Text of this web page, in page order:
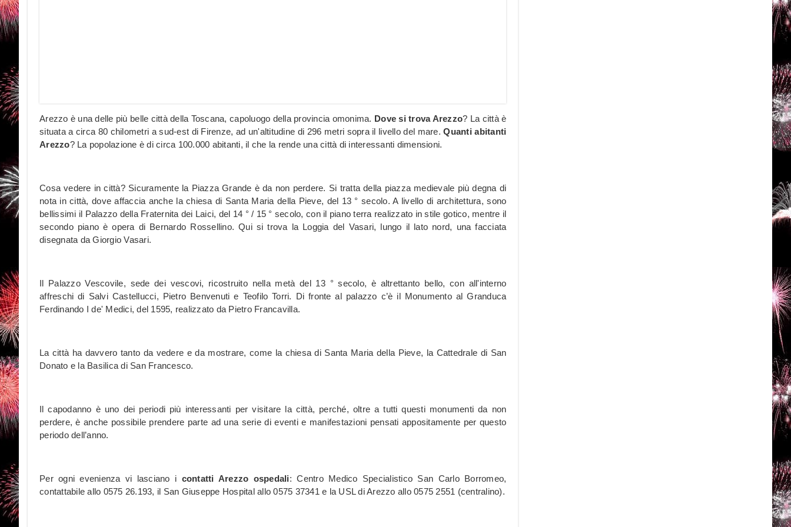
Arezzo è una delle più belle città della Toscana, capoluogo della provincia omonima. Dove si trova Arezzo? La città è
situata a circa 80 chilometri a sud-est di Firenze, ad un'altitudine di 296 metri sopra il livello del mare.Quanti abitanti
Arezzo? La popolazione è di circa 100.000 abitanti, il che la rende una città di interessanti dimensioni.
Cosa vedere in città? Sicuramente la Piazza Grande è da non perdere. Si tratta della piazza medievale più degna di
nota in città, dove affaccia anche la chiesa di Santa Maria della Pieve, del 13 ° secolo. A livello di architettura, sono
bellissimi il Palazzo della Fraternita dei Laici, del 14 ° / 15 ° secolo, con il piano terra realizzato in stile gotico, mentre il
secondo piano è opera di Bernardo Rossellino. Qui si trova la Loggia del Vasari, lungo il lato nord, una facciata
disegnata da Giorgio Vasari.
Il Palazzo Vescovile, sede dei vescovi, ricostruito nella metà del 13 ° secolo, è altrettanto bello, con all'interno
affreschi di Salvi Castellucci, Pietro Benvenuti e Teofilo Torri. Di fronte al palazzo c’è il Monumento al Granduca
Ferdinando I de' Medici, del 1595, realizzato da Pietro Francavilla.
La città ha davvero tanto da vedere e da mostrare, come la chiesa di Santa Maria della Pieve, la Cattedrale di San
Donato e la Basilica di San Francesco.
Il capodanno è uno dei periodi più interessanti per visitare la città, perché, oltre a tutti questi monumenti da non
perdere, è anche possibile prendere parte ad una serie di eventi e manifestazioni pensati appositamente per questo
periodo dell’anno.
Per ogni evenienza vi lasciano i contatti Arezzo ospedali: Centro Medico Specialistico San Carlo Borromeo,
contattabile allo 0575 26.193, il San Giuseppe Hospital allo 0575 37341 e la USL di Arezzo allo 0575 2551 (centralino).